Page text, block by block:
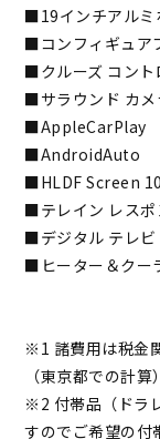
■19インチアルミ
■コンフィギュア
■クルーズ コント
■サラウンド カメ
■AppleCarPlay
■AndroidAuto
■HLDF Screen
■テレイン レスポ
■デジタル テレビ
■ヒーター＆クー
※1 諸費用は税金
（東京都での計算）
※2 付帯品（ドラ
すのでご希望の付